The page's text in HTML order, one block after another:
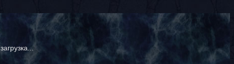
загрузка...